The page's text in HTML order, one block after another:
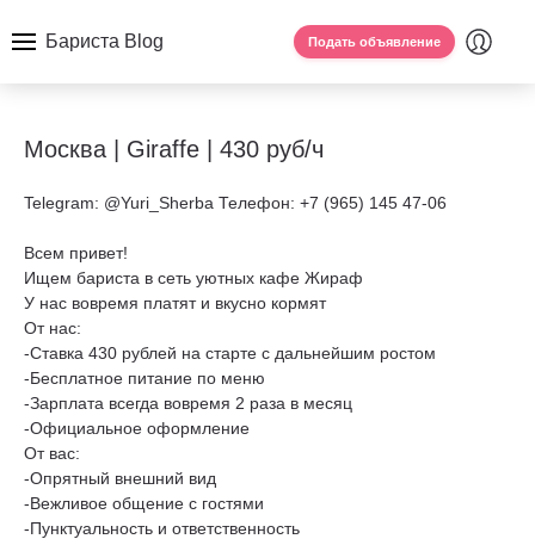
Бариста Blog Подать объявление
Москва | Giraffe | 430 руб/ч
Telegram: @Yuri_Sherba Телефон: +7 (965) 145 47-06
Всем привет!
Ищем бариста в сеть уютных кафе Жираф
У нас вовремя платят и вкусно кормят
От нас:
-Ставка 430 рублей на старте с дальнейшим ростом
-Бесплатное питание по меню
-Зарплата всегда вовремя 2 раза в месяц
-Официальное оформление
От вас:
-Опрятный внешний вид
-Вежливое общение с гостями
-Пунктуальность и ответственность